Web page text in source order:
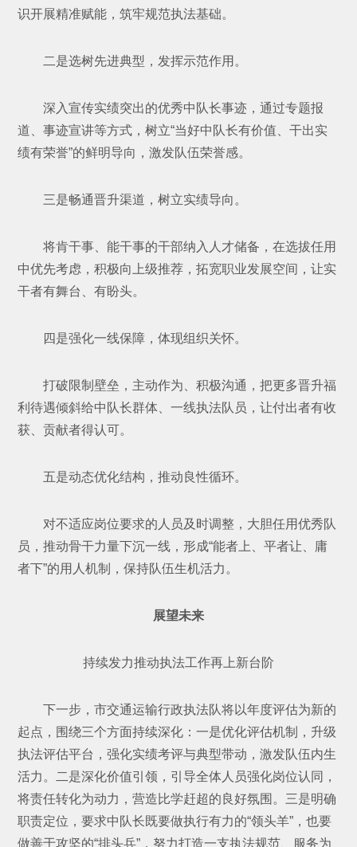
识开展精准赋能，筑牢规范执法基础。
二是选树先进典型，发挥示范作用。
深入宣传实绩突出的优秀中队长事迹，通过专题报
道、事迹宣讲等方式，树立“当好中队长有价值、干出实
绩有荣誉”的鲜明导向，激发队伍荣誉感。
三是畅通晋升渠道，树立实绩导向。
将肯干事、能干事的干部纳入人才储备，在选拔任用
中优先考虑，积极向上级推荐，拓宽职业发展空间，让实
干者有舞台、有盼头。
四是强化一线保障，体现组织关怀。
打破限制壁垒，主动作为、积极沟通，把更多晋升福
利待遇倾斜给中队长群体、一线执法队员，让付出者有收
获、贡献者得认可。
五是动态优化结构，推动良性循环。
对不适应岗位要求的人员及时调整，大胆任用优秀队
员，推动骨干力量下沉一线，形成“能者上、平者让、庸
者下”的用人机制，保持队伍生机活力。
展望未来
持续发力推动执法工作再上新台阶
下一步，市交通运输行政执法队将以年度评估为新的
起点，围绕三个方面持续深化：一是优化评估机制，升级
执法评估平台，强化实绩考评与典型带动，激发队伍内生
活力。二是深化价值引领，引导全体人员强化岗位认同，
将责任转化为动力，营造比学赶超的良好氛围。三是明确
职责定位，要求中队长既要做执行有力的“领头羊”，也要
做善于攻坚的“排头兵”，努力打造一支执法规范、服务为